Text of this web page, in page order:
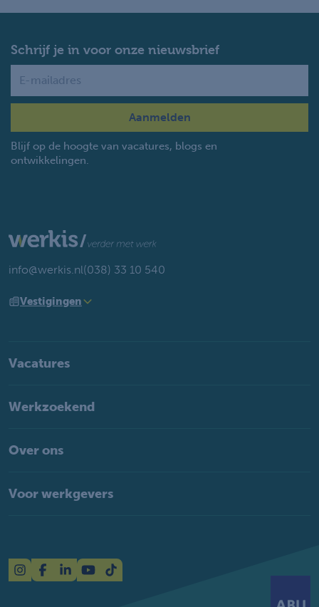
Schrijf je in voor onze nieuwsbrief
Blijf op de hoogte van vacatures, blogs en
ontwikkelingen.
info@werkis.nl(038) 33 10 540
Vestigingen
Vacatures
Werkzoekend
Over ons
Voor werkgevers